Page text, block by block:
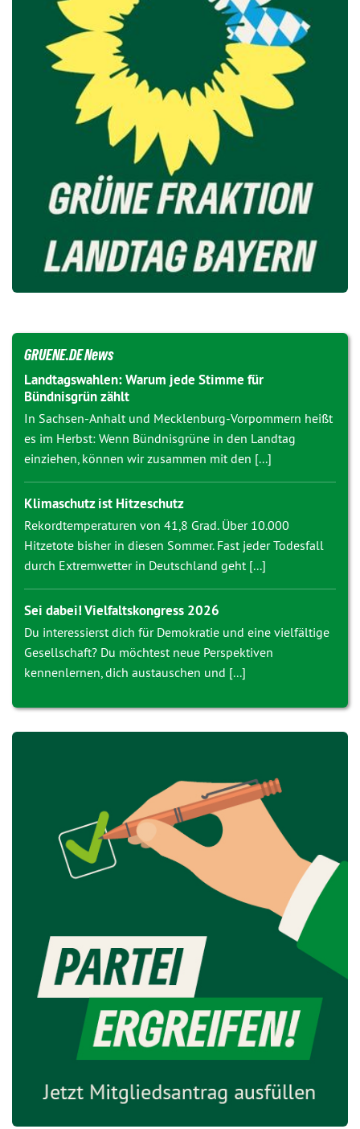
GRUENE.DE News
Landtagswahlen: Warum jede Stimme für
Bündnisgrün zählt
In Sachsen-Anhalt und Mecklenburg-Vorpommern heißt
es im Herbst: Wenn Bündnisgrüne in den Landtag
einziehen, können wir zusammen mit den [...]
Klimaschutz ist Hitzeschutz
Rekordtemperaturen von 41,8 Grad. Über 10.000
Hitzetote bisher in diesen Sommer. Fast jeder Todesfall
durch Extremwetter in Deutschland geht [...]
Sei dabei! Vielfaltskongress 2026
Du interessierst dich für Demokratie und eine vielfältige
Gesellschaft? Du möchtest neue Perspektiven
kennenlernen, dich austauschen und [...]